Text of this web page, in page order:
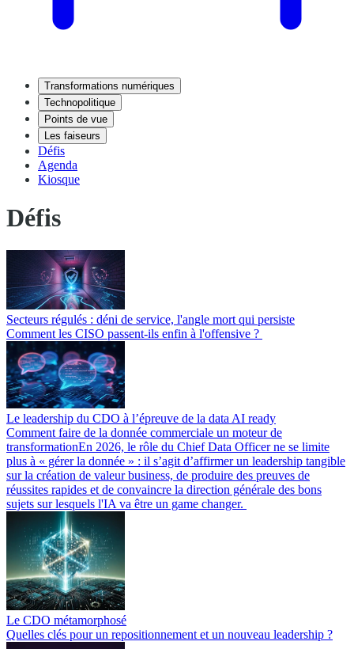
Transformations numériques
Technopolitique
Points de vue
Les faiseurs
Défis
Agenda
Kiosque
Défis
Secteurs régulés : déni de service, l'angle mort qui persiste
Comment les CISO passent-ils enfin à l'offensive ?
Le leadership du CDO à l’épreuve de la data AI ready
Comment faire de la donnée commerciale un moteur de
transformationEn 2026, le rôle du Chief Data Officer ne se limite
plus à « gérer la donnée » : il s’agit d’affirmer un leadership tangible
sur la création de valeur business, de produire des preuves de
réussites rapides et de convaincre la direction générale des bons
sujets sur lesquels l'IA va être un game changer.
Le CDO métamorphosé
Quelles clés pour un repositionnement et un nouveau leadership ?